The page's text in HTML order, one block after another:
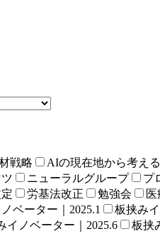
戦略 AIの現在地から考え
ニューラルグループ プ
労基法改正 勉強会
ベーター｜2025.1 板挟み
イノベーター｜2025.6 板挟